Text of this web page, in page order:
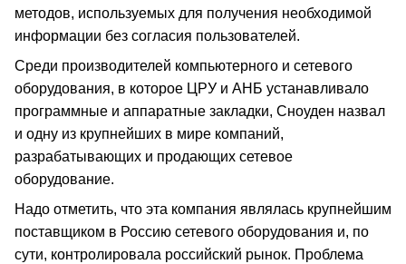
методов, используемых для получения необходимой
информации без согласия пользователей.
Среди производителей компьютерного и сетевого
оборудования, в которое ЦРУ и АНБ устанавливало
программные и аппаратные закладки, Сноуден назвал
и одну из крупнейших в мире компаний,
разрабатывающих и продающих сетевое
оборудование.
Надо отметить, что эта компания являлась крупнейшим
поставщиком в Россию сетевого оборудования и, по
сути, контролировала российский рынок. Проблема